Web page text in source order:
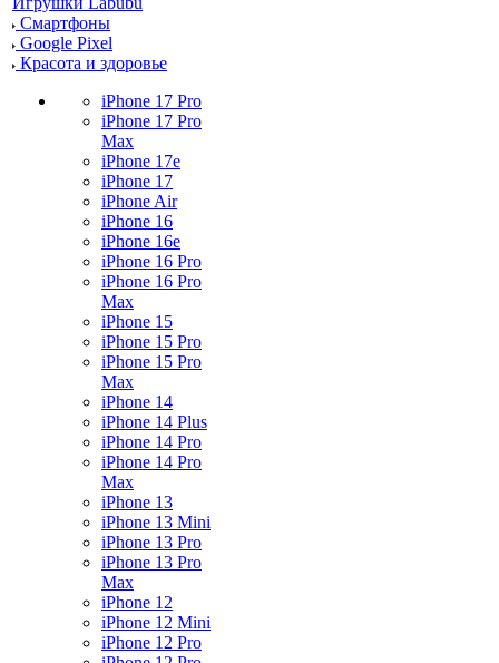
Смартфоны
Google Pixel
Красота и здоровье
iPhone 17 Pro
iPhone 17 Pro
Max
iPhone 17e
iPhone 17
iPhone Air
iPhone 16
iPhone 16e
iPhone 16 Pro
iPhone 16 Pro
Max
iPhone 15
iPhone 15 Pro
iPhone 15 Pro
Max
iPhone 14
iPhone 14 Plus
iPhone 14 Pro
iPhone 14 Pro
Max
iPhone 13
iPhone 13 Mini
iPhone 13 Pro
iPhone 13 Pro
Max
iPhone 12
iPhone 12 Mini
iPhone 12 Pro